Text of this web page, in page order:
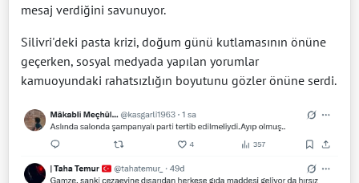
mesaj verdiğini savunuyor.
Silivri'deki pasta krizi, doğum günü kutlamasının önüne
geçerken, sosyal medyada yapılan yorumlar
kamuoyundaki rahatsızlığın boyutunu gözler önüne serdi.